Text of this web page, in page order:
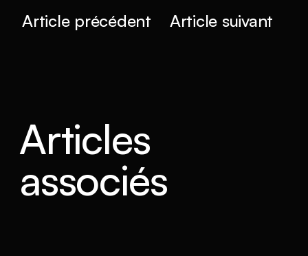
Article précédent Article suivant
Articles
associés